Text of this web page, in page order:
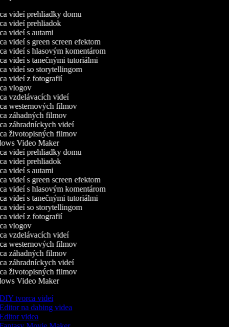
videí prehliadky domu
videí prehliadok
videí s autami
videí s green screen efektom
videí s hlasovým komentárom
videí s tanečnými tutoriálmi
videí so storytellingom
videí z fotografií
vlogov
vzdelávacích videí
westernových filmov
záhadných filmov
záhradníckych videí
životopisných filmov
Video Maker
videí prehliadky domu
videí prehliadok
videí s autami
videí s green screen efektom
videí s hlasovým komentárom
videí s tanečnými tutoriálmi
videí so storytellingom
videí z fotografií
vlogov
vzdelávacích videí
westernových filmov
záhadných filmov
záhradníckych videí
životopisných filmov
Video Maker
tvorca videí
na dabing videa
videa